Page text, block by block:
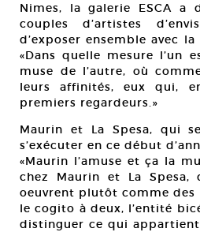
Nimes, la galerie ESCA a
couples d’artistes
d’exposer ensemble avec
«Dans quelle mesure l’un
muse de l’autre, où
leurs affinités, eux qui,
premiers regardeurs.»
Maurin et La Spesa, qui
s’exécuter en ce début
«Maurin l’amuse et ça la
chez Maurin et La Spesa,
oeuvrent plutôt comme des
le cogito à deux, l’entité
distinguer ce qui